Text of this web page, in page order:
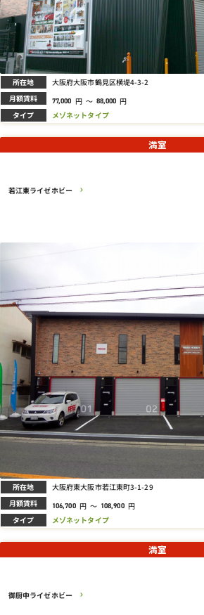
所在地 大阪府大阪市鶴見区横堤4-3-2
月額賃料 77,000 円 ～ 88,000 円
タイプ メゾネットタイプ
若江東ライゼホビー
満室
所在地 大阪府東大阪市若江東町3-1-29
月額賃料 106,700 円 ～ 108,900 円
タイプ メゾネットタイプ
御厨中ライゼホビー
満室